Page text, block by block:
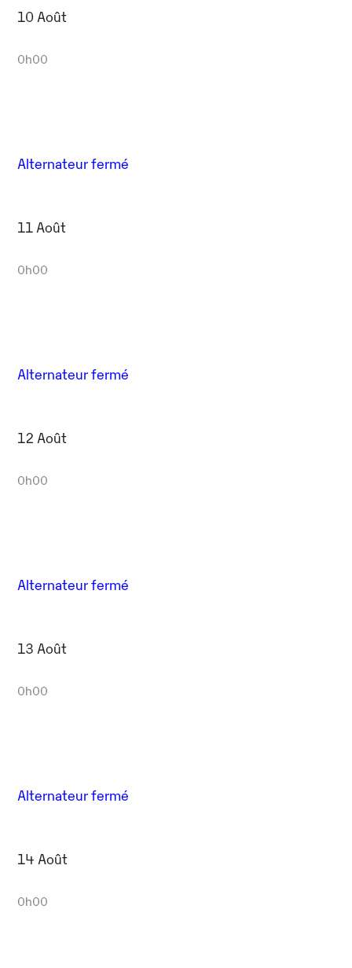
10 Août
0h00
Alternateur fermé
11 Août
0h00
Alternateur fermé
12 Août
0h00
Alternateur fermé
13 Août
0h00
Alternateur fermé
14 Août
0h00